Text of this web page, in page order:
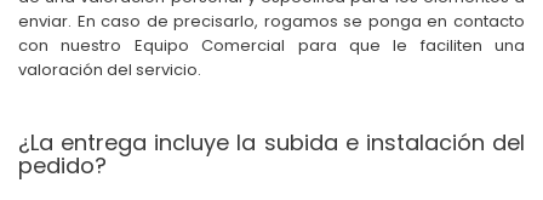
enviar. En caso de precisarlo, rogamos se ponga en contacto
con nuestro Equipo Comercial para que le faciliten una
valoración del servicio.
¿La entrega incluye la subida e instalación del
pedido?